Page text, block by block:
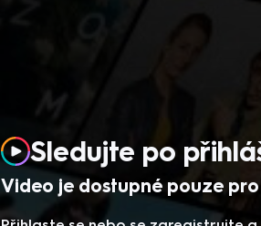
Video je dostupné pouze
Sledujte po